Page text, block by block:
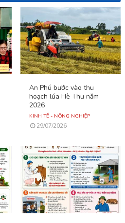
An Phú bước vào thu
hoạch lúa Hè Thu năm
2026
KINH TẾ - NÔNG NGHIỆP
29/07/2026